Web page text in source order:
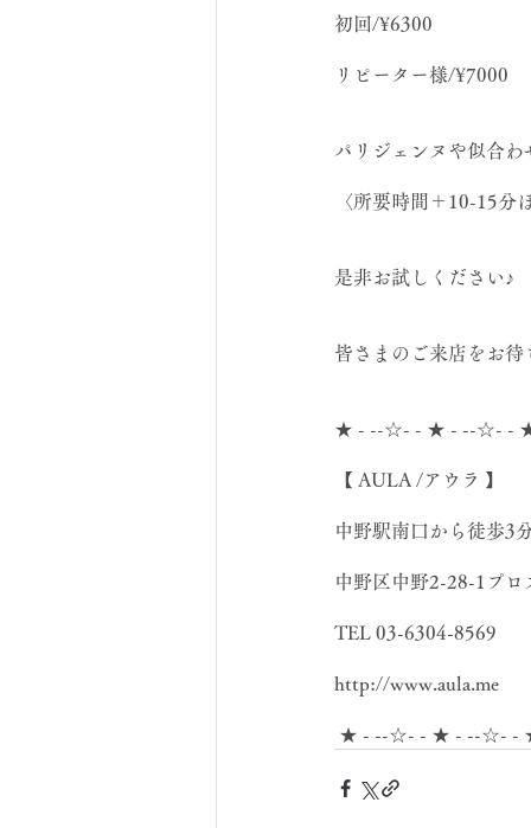
初回/¥6300
リピーター様/¥7000
パリジェンヌや似合
〈所要時間＋10-15分
是非お試しください♪
皆さまのご来店をお
★ - --☆- - ★ - --☆- -
【 AULA /アウラ 】
中野駅南口から徒歩3
中野区中野2-28-1プロ
TEL 03-6304-8569
http://www.aula.me
★ - --☆- - ★ - --☆- -